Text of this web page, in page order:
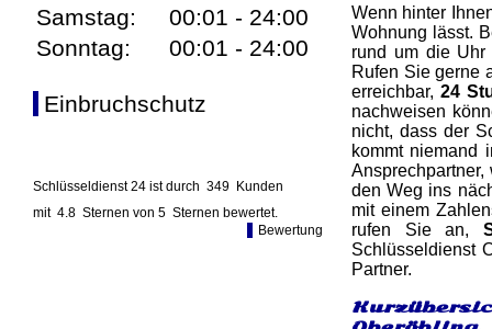
Samstag:
00:01 - 24:00
Sonntag:
00:01 - 24:00
Einbruchschutz
Schlüsseldienst 24 ist durch 349 Kunden
mit 4.8 Sternen von 5 Sternen bewertet.
Bewertung
Wenn hinter
Wohnung lässt.
rund um die Uhr
Rufen Sie gerne
erreichbar,24
nachweisen
nicht, dass der
kommt niemand
den Weg ins
mit einem
rufen Sie an,
Schlüsseldienst
Partner.